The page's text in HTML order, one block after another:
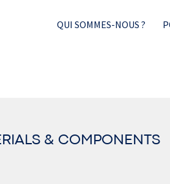
QUI SOMMES-NOUS ?
& COMPONENTS